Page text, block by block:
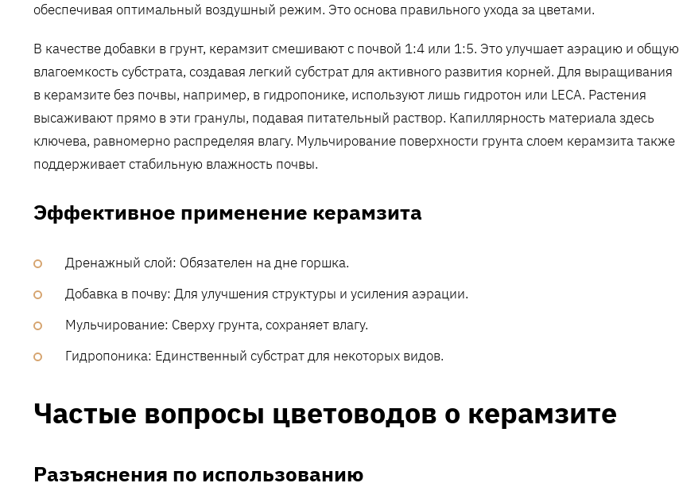
обеспечивая оптимальный воздушный режим. Это основа правильного ухода за цветами.
В качестве добавки в грунт, керамзит смешивают с почвой 1:4 или 1:5. Это улучшает аэрацию и общую
влагоемкость субстрата, создавая легкий субстрат для активного развития корней. Для выращивания
в керамзите без почвы, например, в гидропонике, используют лишь гидротон или LECA. Растения
высаживают прямо в эти гранулы, подавая питательный раствор. Капиллярность материала здесь
ключева, равномерно распределяя влагу. Мульчирование поверхности грунта слоем керамзита также
поддерживает стабильную влажность почвы.
Эффективное применение керамзита
Дренажный слой: Обязателен на дне горшка.
Добавка в почву: Для улучшения структуры и усиления аэрации.
Мульчирование: Сверху грунта, сохраняет влагу.
Гидропоника: Единственный субстрат для некоторых видов.
Частые вопросы цветоводов о керамзите
Разъяснения по использованию